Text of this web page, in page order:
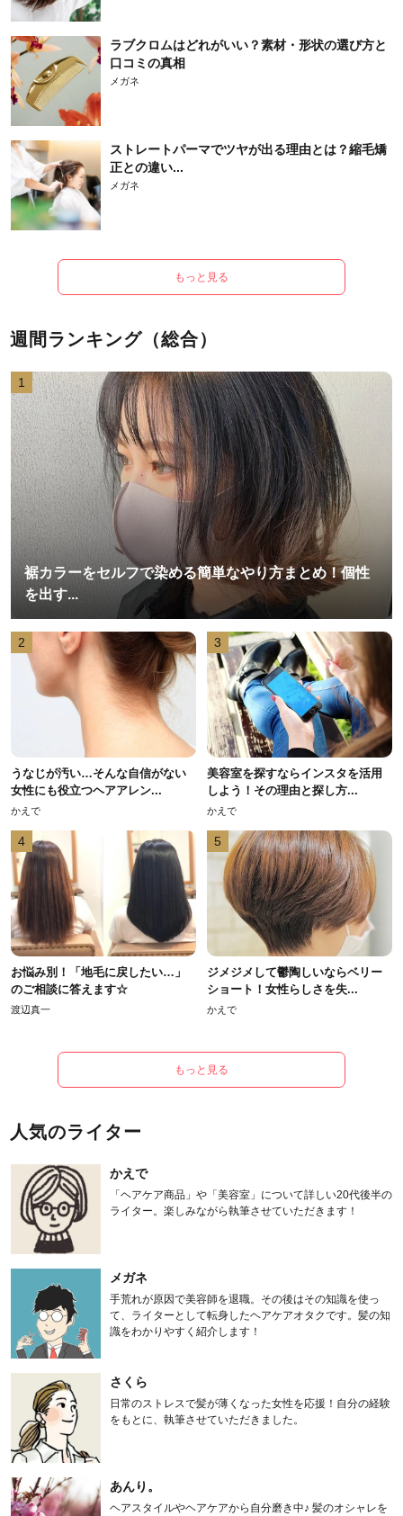
ラブクロムはどれがいい？素材・形状の選び方と
口コミの真相
メガネ
ストレートパーマでツヤが出る理由とは？縮毛矯
正との違い...
メガネ
もっと見る
週間ランキング（総合）
1
裾カラーをセルフで染める簡単なやり方まとめ！個性
を出す...
2
うなじが汚い…そんな自信がない
女性にも役立つヘアアレン...
かえで
3
美容室を探すならインスタを活用
しよう！その理由と探し方...
かえで
4
お悩み別！「地毛に戻したい…」
のご相談に答えます☆
渡辺真一
5
ジメジメして鬱陶しいならベリー
ショート！女性らしさを失...
かえで
もっと見る
人気のライター
かえで
「ヘアケア商品」や「美容室」について詳しい20代後半の
ライター。楽しみながら執筆させていただきます！
メガネ
手荒れが原因で美容師を退職。その後はその知識を使っ
て、ライターとして転身したヘアケアオタクです。髪の知
識をわかりやすく紹介します！
さくら
日常のストレスで髪が薄くなった女性を応援！自分の経験
をもとに、執筆させていただきました。
あんり。
ヘアスタイルやヘアケアから自分磨き中♪ 髪のオシャレを